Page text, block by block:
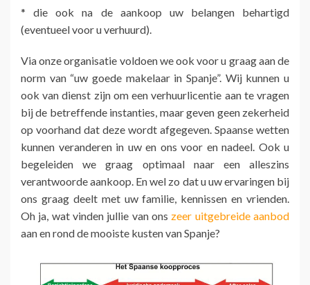
* die ook na de aankoop uw belangen behartigd
(eventueel voor u verhuurd).
Via onze organisatie voldoen we ook voor u graag aan de
norm van “uw goede makelaar in Spanje”. Wij kunnen u
ook van dienst zijn om een verhuurlicentie aan te vragen
bij de betreffende instanties, maar geven geen zekerheid
op voorhand dat deze wordt afgegeven. Spaanse wetten
kunnen veranderen in uw en ons voor en nadeel. Ook u
begeleiden we graag optimaal naar een alleszins
verantwoorde aankoop. En wel zo dat u uw ervaringen bij
ons graag deelt met uw familie, kennissen en vrienden.
Oh ja, wat vinden jullie van ons zeer uitgebreide aanbod
aan en rond de mooiste kusten van Spanje?